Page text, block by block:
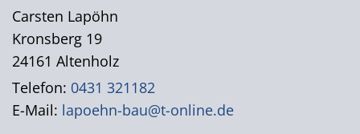
Carsten Lapöhn
Kronsberg 19
24161 Altenholz
Telefon: 0431 321182
E-Mail: lapoehn-bau@t-online.de